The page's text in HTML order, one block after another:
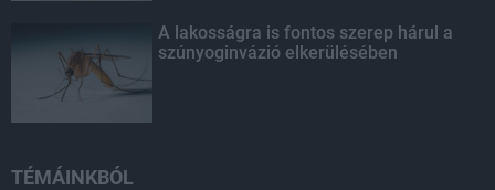
A lakosságra is fontos szerep hárul a
szúnyoginvázió elkerülésében
TÉMÁINKBÓL